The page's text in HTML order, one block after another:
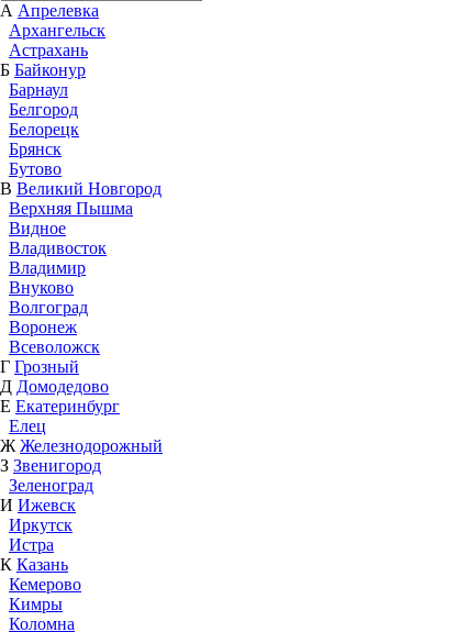
А Апрелевка
Архангельск
Астрахань
Б Байконур
Барнаул
Белгород
Белорецк
Брянск
Бутово
В Великий Новгород
Верхняя Пышма
Видное
Владивосток
Владимир
Внуково
Волгоград
Воронеж
Всеволожск
Г Грозный
Д Домодедово
Е Екатеринбург
Елец
Ж Железнодорожный
З Звенигород
Зеленоград
И Ижевск
Иркутск
Истра
К Казань
Кемерово
Кимры
Коломна